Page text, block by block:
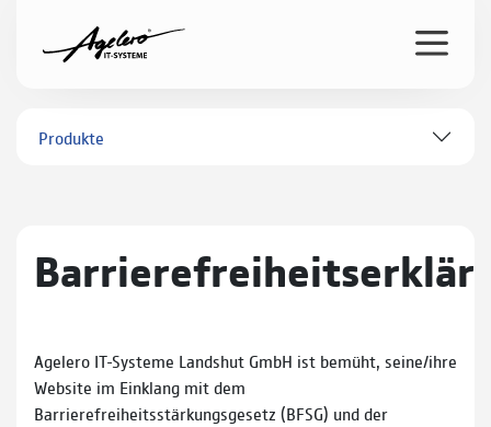
Produkte
Agelero IT-Systeme Landshut GmbH ist bemüht, seine/ihre
Website im Einklang mit dem
Barrierefreiheitsstärkungsgesetz (BFSG) und der